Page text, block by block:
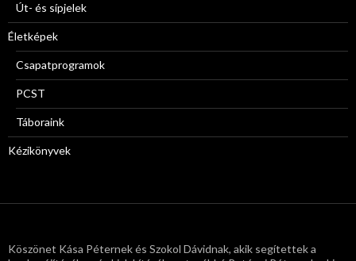
Út- és sípjelek
Életképek
Csapatprogramok
PCST
Táboraink
Kézikönyvek
Köszönet Kása Péternek és Szokol Dávidnak, akik segítettek a